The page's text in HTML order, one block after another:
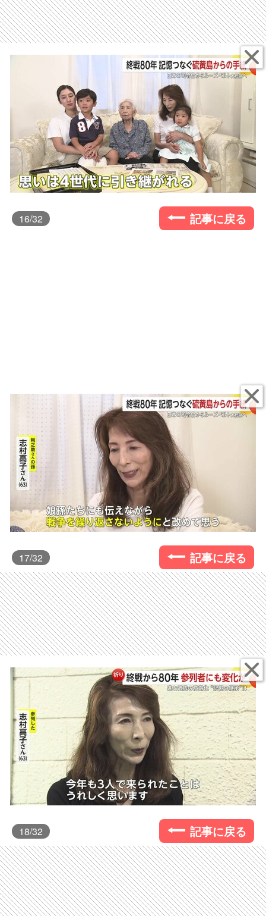
16/32 記事に戻る
17/32 記事に戻る
18/32 記事に戻る